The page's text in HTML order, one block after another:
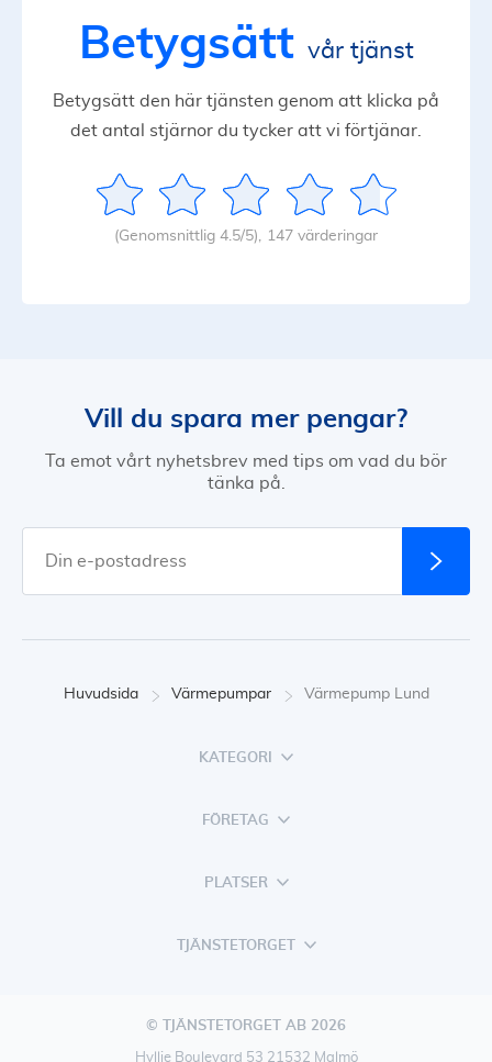
Betygsätt vår tjänst
Betygsätt den här tjänsten genom att klicka på
det antal stjärnor du tycker att vi förtjänar.
(Genomsnittlig 4.5/5), 147 värderingar
Vill du spara mer pengar?
Ta emot vårt nyhetsbrev med tips om vad du bör
tänka på.
Huvudsida Värmepumpar Värmepump Lund
KATEGORI
FÖRETAG
PLATSER
TJÄNSTETORGET
© TJÄNSTETORGET AB 2026
Hyllie Boulevard 53 21532 Malmö